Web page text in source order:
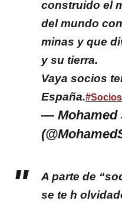
construido el
del mundo
minas y que
y su tierra.
Vaya socios
España.
— Mohamed
A parte de
se te h